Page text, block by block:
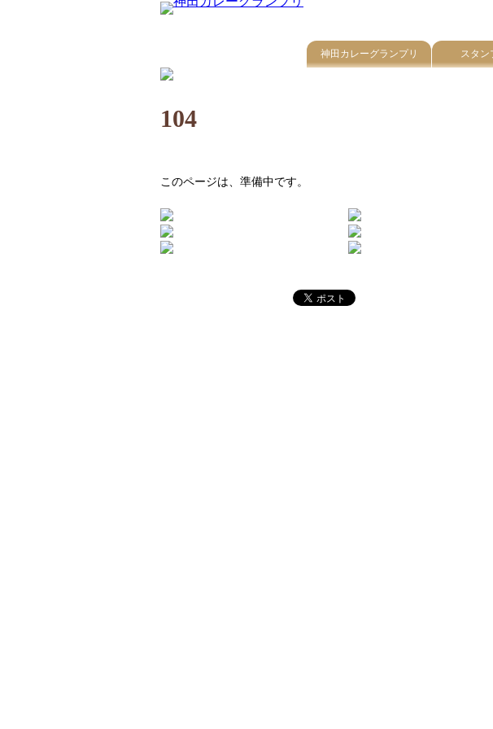
神田カレーグランプリ スタン
104
このページは、準備中です。